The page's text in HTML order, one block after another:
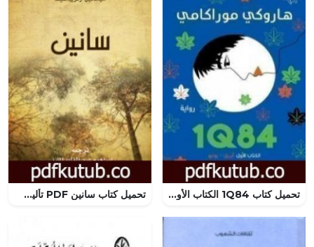
تحميل كتاب 1Q84 الكتاب الأول PDF تأليف هاروكي موراكامي مجانا [كامل] تحميل كتاب سانين PDF تأليف إبراهيم عبد القادر المازني مجانا [كامل]